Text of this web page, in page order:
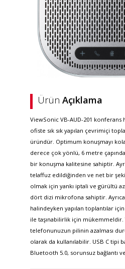
Ürün Açıklama
ViewSonic VB-AUD-201
ofiste sık sık yapılan çevrimiçi
üründür. Optimum konuşmayı
derece çok yönlü, 6 metre
bir konuşma kalitesine sahiptir.
telaffuz edildiğinden ve net bir
olmak için yankı iptali ve gürültü
dört dizi mikrofona sahiptir.
halindeyken yapılan toplantılar
ile taşınabilirlik için mükemmeldir.
telefonunuzun pilinin azalması
olarak da kullanılabilir. USB C tipi
Bluetooth 5.0, sorunsuz bağlantı